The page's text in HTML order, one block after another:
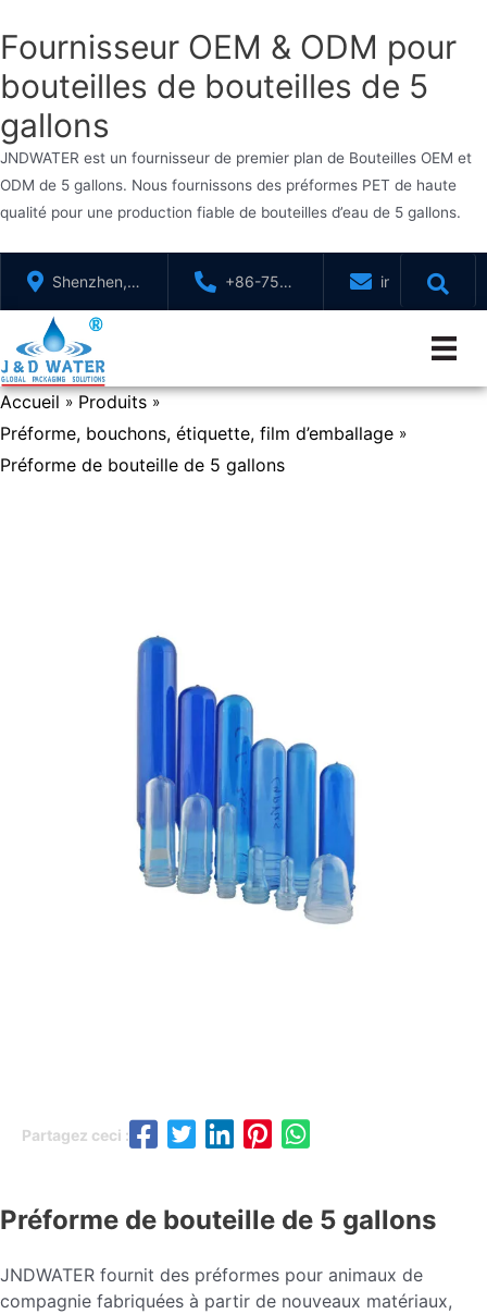
Fournisseur OEM & ODM pour
bouteilles de bouteilles de 5
gallons
JNDWATER est un fournisseur de premier plan de Bouteilles OEM et
ODM de 5 gallons. Nous fournissons des préformes PET de haute
qualité pour une production fiable de bouteilles d’eau de 5 gallons.
contenu
Shenzhen,
GuangDong,
Chine
+86-755-
88321071
Accueil » Produits »
Préforme, bouchons, étiquette, film d’emballage »
Préforme de bouteille de 5 gallons
Partagez ceci :
Préforme de bouteille de 5 gallons
JNDWATER fournit des préformes pour animaux de
compagnie fabriquées à partir de nouveaux matériaux,